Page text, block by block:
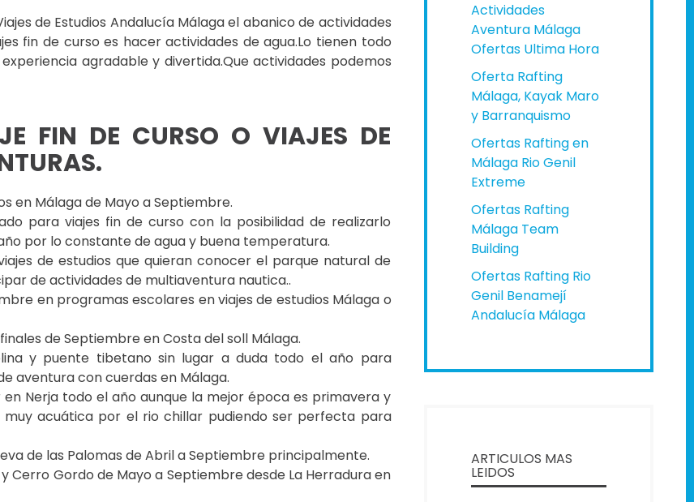
de Estudios Andalucía Málaga el abanico de actividades
fin de curso es hacer actividades de agua.Lo tienen todo
agradable y divertida.Que actividades podemos
FIN DE CURSO O VIAJES DE
en Málaga de Mayo a Septiembre.
para viajes fin de curso con la posibilidad de realizarlo
por lo constante de agua y buena temperatura.
de estudios que quieran conocer el parque natural de
de actividades de multiaventura nautica..
en programas escolares en viajes de estudios Málaga o
de Septiembre en Costa del soll Málaga.
y puente tibetano sin lugar a duda todo el año para
aventura con cuerdas en Málaga.
Nerja todo el año aunque la mejor época es primavera y
acuática por el rio chillar pudiendo ser perfecta para
de las Palomas de Abril a Septiembre principalmente.
Cerro Gordo de Mayo a Septiembre desde La Herradura en
Actividades
Aventura Málaga
Ofertas Ultima Hora
Oferta Rafting
Málaga, Kayak Maro
y Barranquismo
Ofertas Rafting en
Málaga Rio Genil
Extreme
Ofertas Rafting
Málaga Team
Building
Ofertas Rafting Rio
Genil Benamejí
Andalucía Málaga
ARTICULOS MAS
LEIDOS